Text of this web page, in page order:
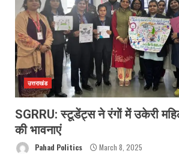
उत्तराखंड
SGRRU: स्टूडेंट्स ने रंगों में उकेरी
की भावनाएं
Pahad Politics March 8, 2025